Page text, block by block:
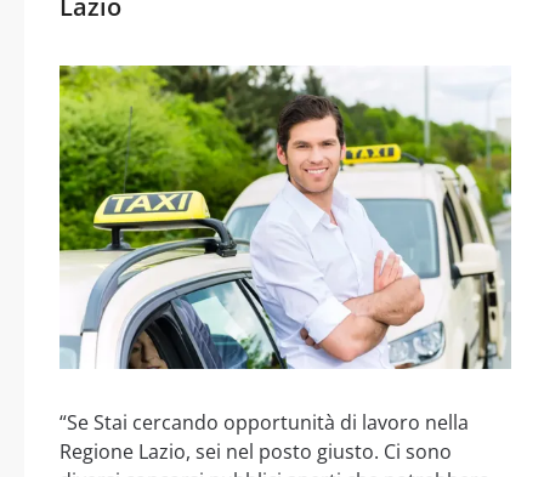
Lazio
“Se Stai cercando opportunità di lavoro nella
Regione Lazio, sei nel posto giusto. Ci sono